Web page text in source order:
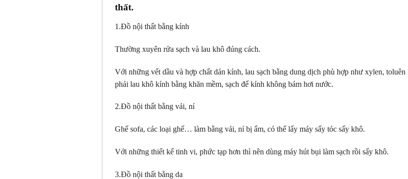
thất.
1.Đồ nội thất bằng kính
Thường xuyên rửa sạch và lau khô đúng cách.
Với những vết dầu và hợp chất dán kính, lau sạch bằng dung dịch phù hợp như xylen,
phải lau khô kính bằng khăn mềm, sạch để kính không bám hơi nước.
2.Đồ nội thất bằng vải, nỉ
Ghế sofa, các loại ghế… làm bằng vải, nỉ bị ẩm, có thể lấy máy sấy tóc sấy khô.
Với những thiết kế tinh vi, phức tạp hơn thì nên dùng máy hút bụi làm sạch rồi sấy khô.
3.Đồ nội thất bằng da